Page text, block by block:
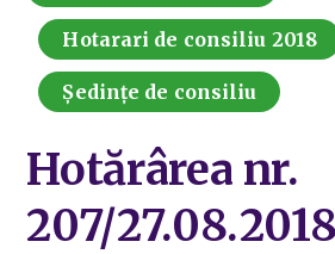
Hotarari de consiliu 2018
Ședințe de consiliu
Hotărârea nr.
207/